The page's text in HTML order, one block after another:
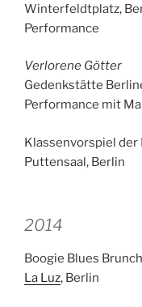
Winterfeldtplatz,
Performance
Verlorene Götter
Gedenkstätte
Performance mit
Klassenvorspiel der
Puttensaal, Berlin
2014
Boogie Blues Brunch
La Luz, Berlin